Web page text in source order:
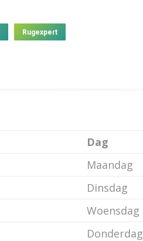
Rugexpert
Dag
Maandag
Dinsdag
Woensdag
Donderdag